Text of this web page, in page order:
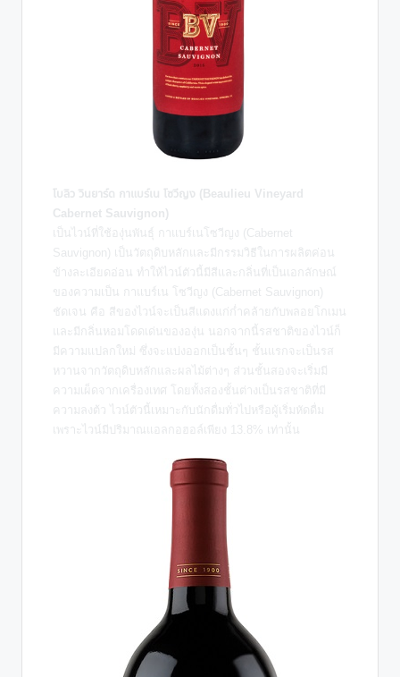
โบลิว วินยาร์ด กาแบร์เน โซวีญง (Beaulieu Vineyard
Cabernet Sauvignon)
เป็นไวน์ที่ใช้องุ่นพันธุ์ กาแบร์เนโซวีญง (Cabernet
Sauvignon) เป็นวัตถุดิบหลักและมีกรรมวิธีในการผลิตค่อน
ข้างละเอียดอ่อน ทำให้ไวน์ตัวนี้มีสีและกลิ่นที่เป็นเอกลักษณ์
ของความเป็น กาแบร์เน โซวีญง (Cabernet Sauvignon)
ชัดเจน คือ สีของไวน์จะเป็นสีแดงแก่ก่ำคล้ายกับพลอยโกเมน
และมีกลิ่นหอมโดดเด่นขององุ่น นอกจากนี้รสชาติของไวน์ก็
มีความแปลกใหม่ ซึ่งจะแบ่งออกเป็นชั้นๆ ชั้นแรกจะเป็นรส
หวานจากวัตถุดิบหลักและผลไม้ต่างๆ ส่วนชั้นสองจะเริ่มมี
ความเผ็ดจากเครื่องเทศ โดยทั้งสองชั้นต่างเป็นรสชาติที่มี
ความลงต้ว ไวน์ตัวนี้เหมาะกับนักดื่มทั่วไปหรือผู้เริ่มหัดดื่ม
เพราะไวน์มีปริมาณแอลกอฮอล์เพียง 13.8% เท่านั้น